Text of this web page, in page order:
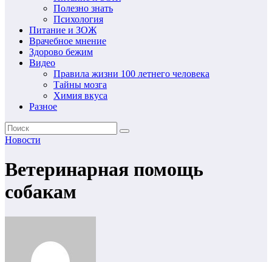
Полезно знать
Психология
Питание и ЗОЖ
Врачебное мнение
Здорово бежим
Видео
Правила жизни 100 летнего человека
Тайны мозга
Химия вкуса
Разное
Новости
Ветеринарная помощь
собакам